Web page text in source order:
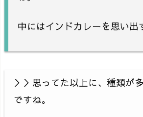
中にはインドカレーを思い出
＞＞思ってた以上に、種類が
ですね。